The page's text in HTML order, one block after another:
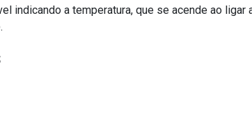
indicando a temperatura, que se acende ao